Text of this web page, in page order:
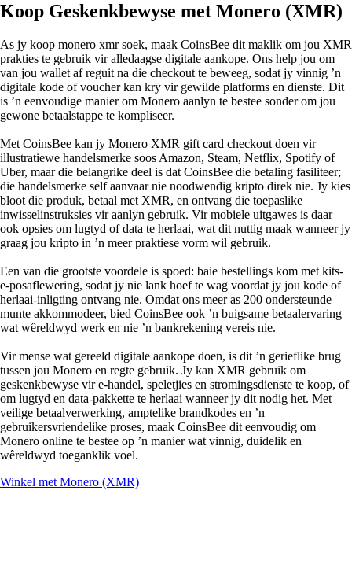
Koop Geskenkbewyse met Monero (XMR)
As jy koop monero xmr soek, maak CoinsBee dit maklik om jou XMR
prakties te gebruik vir alledaagse digitale aankope. Ons help jou om
van jou wallet af reguit na die checkout te beweeg, sodat jy vinnig ’n
digitale kode of voucher kan kry vir gewilde platforms en dienste. Dit
is ’n eenvoudige manier om Monero aanlyn te bestee sonder om jou
gewone betaalstappe te kompliseer.
Met CoinsBee kan jy Monero XMR gift card checkout doen vir
illustratiewe handelsmerke soos Amazon, Steam, Netflix, Spotify of
Uber, maar die belangrike deel is dat CoinsBee die betaling fasiliteer;
die handelsmerke self aanvaar nie noodwendig kripto direk nie. Jy kies
bloot die produk, betaal met XMR, en ontvang die toepaslike
inwisselinstruksies vir aanlyn gebruik. Vir mobiele uitgawes is daar
ook opsies om lugtyd of data te herlaai, wat dit nuttig maak wanneer jy
graag jou kripto in ’n meer praktiese vorm wil gebruik.
Een van die grootste voordele is spoed: baie bestellings kom met kits-
e-posaflewering, sodat jy nie lank hoef te wag voordat jy jou kode of
herlaai-inligting ontvang nie. Omdat ons meer as 200 ondersteunde
munte akkommodeer, bied CoinsBee ook ’n buigsame betaalervaring
wat wêreldwyd werk en nie ’n bankrekening vereis nie.
Vir mense wat gereeld digitale aankope doen, is dit ’n gerieflike brug
tussen jou Monero en regte gebruik. Jy kan XMR gebruik om
geskenkbewyse vir e-handel, speletjies en stromingsdienste te koop, of
om lugtyd en data-pakkette te herlaai wanneer jy dit nodig het. Met
veilige betaalverwerking, amptelike brandkodes en ’n
gebruikersvriendelike proses, maak CoinsBee dit eenvoudig om
Monero online te bestee op ’n manier wat vinnig, duidelik en
wêreldwyd toeganklik voel.
Winkel met Monero (XMR)